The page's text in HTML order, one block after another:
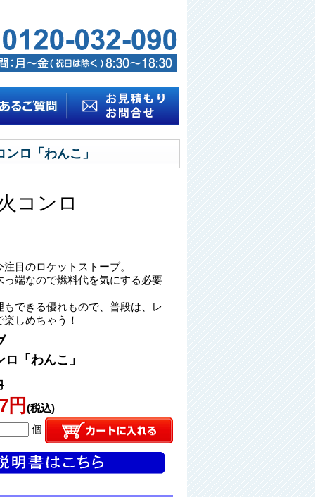
ロ「わんこ」
コンロ
目のロケットストーブ。
端なので燃料代を気にする必要
できる優れもので、普段は、レ
しめちゃう！
「わんこ」
円 (税込)
個